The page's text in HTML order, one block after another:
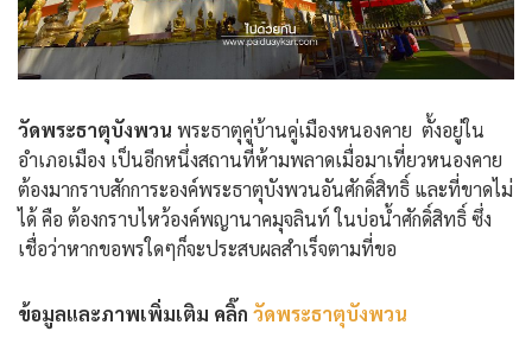
วัดพระธาตุบังพวน พระธาตุคู่บ้านคู่เมืองหนองคาย ตั้งอยู่ใน
อำเภอเมือง เป็นอีกหนึ่งสถานที่ห้ามพลาดเมื่อมาเที่ยวหนองคาย
ต้องมากราบสักการะองค์พระธาตุบังพวนอันศักดิ์สิทธิ์ และที่ขาดไม่
ได้ คือ ต้องกราบไหว้องค์พญานาคมุจลินท์ ในบ่อน้ำศักดิ์สิทธิ์ ซึ่ง
เชื่อว่าหากขอพรใดๆก็จะประสบผลสำเร็จตามที่ขอ
ข้อมูลและภาพเพิ่มเติม คลิ๊ก วัดพระธาตุบังพวน